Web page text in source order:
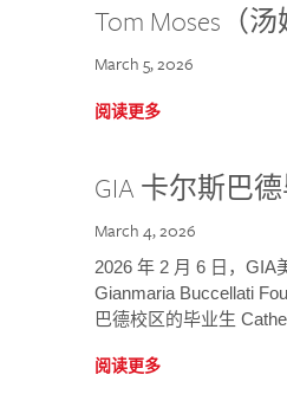
Tom Moses（
March 5, 2026
阅读更多
GIA 卡尔斯巴
March 4, 2026
2026 年 2 月 6 日，GIA
Gianmaria Buccellati
巴德校区的毕业生
阅读更多